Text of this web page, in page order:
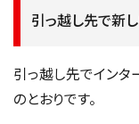
引っ越し先で新
引っ越し先でイン
のとおりです。